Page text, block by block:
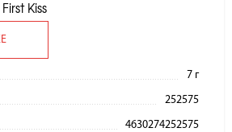
Kiss
7 г
252575
4630274252575